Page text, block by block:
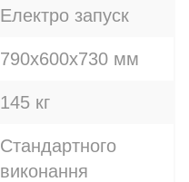
Електро запуск
790х600х730 мм
145 кг
Стандартного
виконання